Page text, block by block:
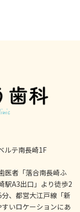
ルテ南長崎1F
医者「落合南長崎ふ
駅A3出口」より徒歩2
、都営大江戸線「新
いロケーションにあ